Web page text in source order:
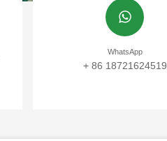
WhatsApp
+ 86 18721624519